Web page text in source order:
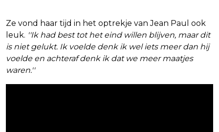
Ze vond haar tijd in het optrekje van Jean Paul ook
leuk. ''Ik had best tot het eind willen blijven, maar dit
is niet gelukt. Ik voelde denk ik wel iets meer dan hij
voelde en achteraf denk ik dat we meer maatjes
waren.''